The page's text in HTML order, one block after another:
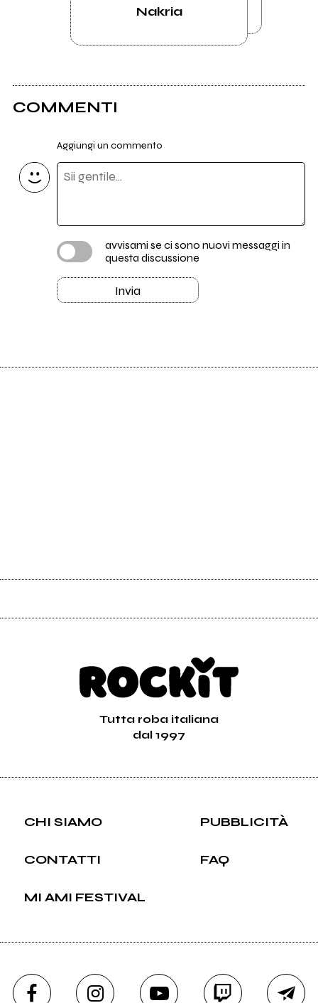
Nakria
COMMENTI
Aggiungi un commento
avvisami se ci sono nuovi messaggi in
questa discussione
Invia
Tutta roba italiana
dal 1997
CHI SIAMO PUBBLICITÀ
CONTATTI FAQ
MI AMI FESTIVAL